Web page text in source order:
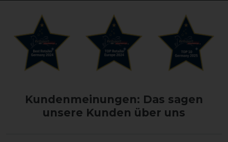
Kundenmeinungen: Das sagen
unsere Kunden über uns